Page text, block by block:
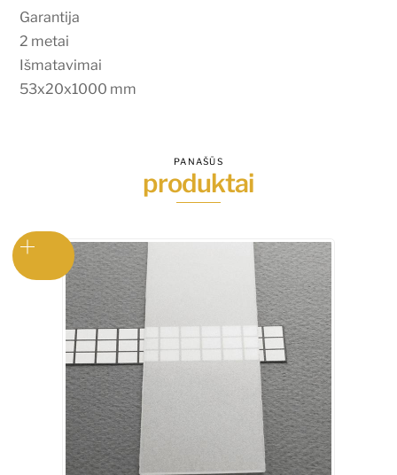
Garantija
2 metai
Išmatavimai
53x20x1000 mm
PANAŠŪS
produktai